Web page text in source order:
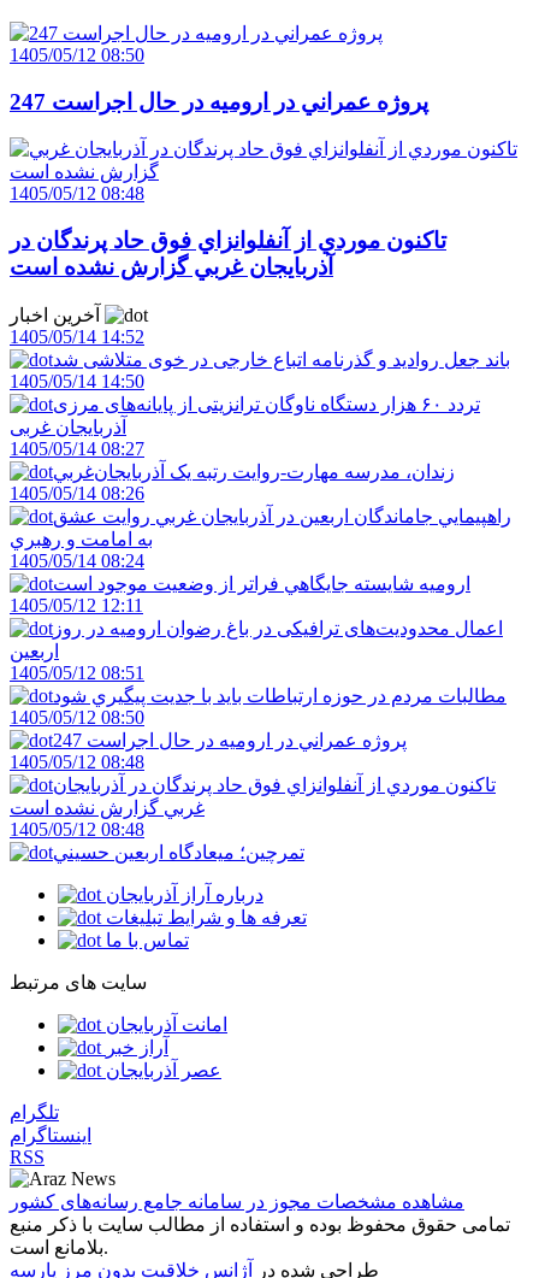
1405/05/12 08:50
247 پروژه عمراني در اروميه در حال اجراست
1405/05/12 08:48
تاکنون موردي از آنفلوانزاي فوق حاد پرندگان در
آذربايجان غربي گزارش نشده است
1405/05/14 14:52
باند جعل روادید و گذرنامه اتباع خارجی در خوی متلاشی شد
1405/05/14 14:50
تردد ۶۰ هزار دستگاه ناوگان ترانزیتی از پایانه‌های مرزی
آذربایجان ‌غربی
1405/05/14 08:27
زندان، مدرسه مهارت-روايت رتبه يک آذربايجان‌غربي
1405/05/14 08:26
راهپيمايي جاماندگان اربعين در آذربايجان غربي روايت عشق
به امامت و رهبري
1405/05/14 08:24
اروميه شايسته جايگاهي فراتر از وضعيت موجود است
1405/05/12 12:11
اعمال محدودیت‌های ترافیکی در باغ رضوان ارومیه در روز
اربعین
1405/05/12 08:51
مطالبات مردم در حوزه ارتباطات بايد با جديت پيگيري شود
1405/05/12 08:50
247 پروژه عمراني در اروميه در حال اجراست
1405/05/12 08:48
تاکنون موردي از آنفلوانزاي فوق حاد پرندگان در آذربايجان
غربي گزارش نشده است
1405/05/12 08:48
تمرچين؛ ميعادگاه اربعين حسيني
درباره آراز آذربایجان
تعرفه ها و شرایط تبلیغات
تماس با ما
سایت های مرتبط
امانت آذربایجان
آراز خبر
عصر آذربایجان
تلگرام
اینستاگرام
RSS
مشاهده مشخصات مجوز در سامانه جامع رسانه‌های کشور
تمامی حقوق محفوظ بوده و استفاده از مطالب سایت با ذکر منبع
بلامانع است.
طراحی شده در
آژانس خلاقیت بدون مرز پارسه